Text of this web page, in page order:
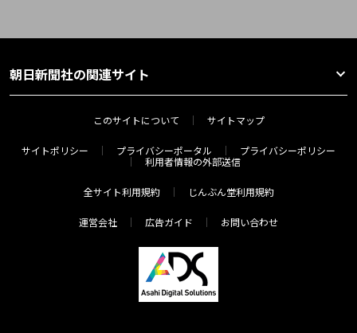
朝日新聞社の関連サイト
このサイトについて サイトマップ
サイトポリシー プライバシーポータル
プライバシーポリシー
利用者情報の外部送信
全サイト利用規約 じんぶん堂利用規約
運営会社 広告ガイド お問い合わせ